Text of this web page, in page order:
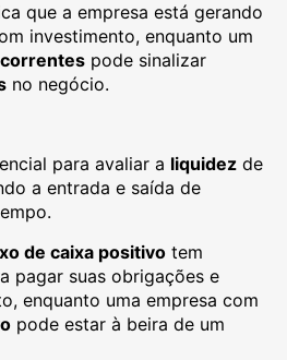
que a empresa está gerando
investimento, enquanto um
pode sinalizar
no negócio.
para avaliar a liquidez de
a entrada e saída de
de caixa positivo tem
pagar suas obrigações e
enquanto uma empresa com
pode estar à beira de um